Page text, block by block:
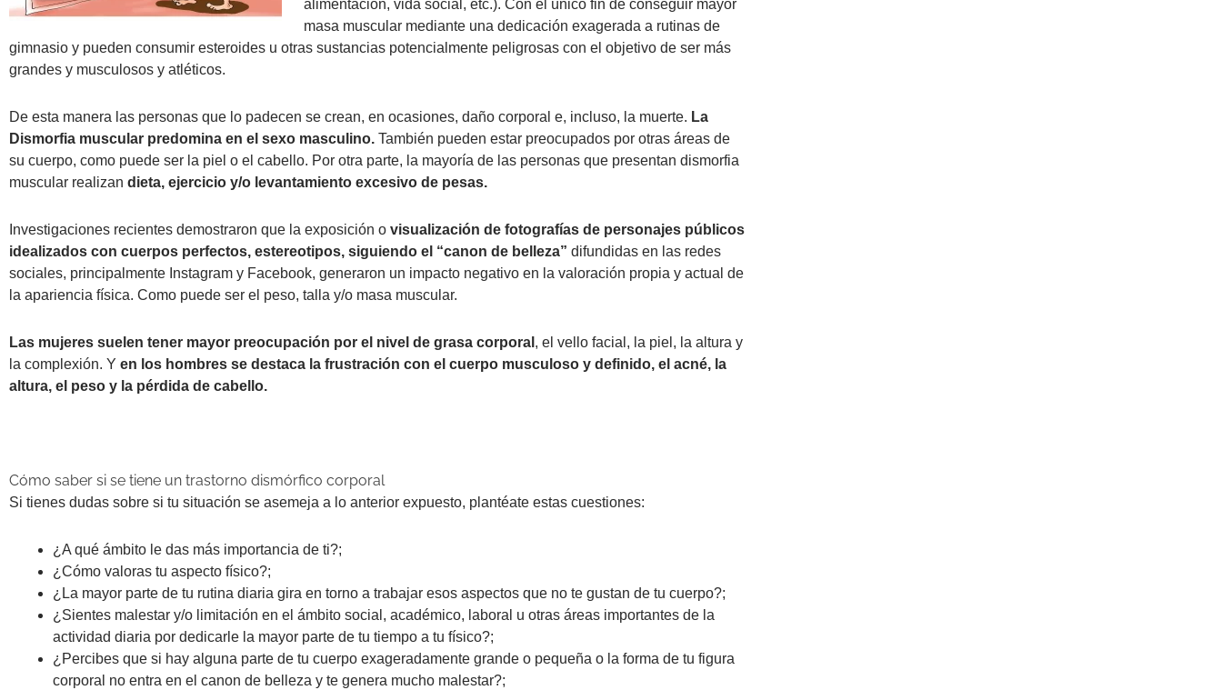
alimentación, vida social, etc.). Con el único fin de conseguir mayor
masa muscular mediante una dedicación exagerada a rutinas de
gimnasio y pueden consumir esteroides u otras sustancias potencialmente peligrosas con el objetivo de ser más
grandes y musculosos y atléticos.
De esta manera las personas que lo padecen se crean, en ocasiones, daño corporal e, incluso, la muerte. La
Dismorfia muscular predomina en el sexo masculino. También pueden estar preocupados por otras áreas de
su cuerpo, como puede ser la piel o el cabello. Por otra parte, la mayoría de las personas que presentan dismorfia
muscular realizan dieta, ejercicio y/o levantamiento excesivo de pesas.
Investigaciones recientes demostraron que la exposición o visualización de fotografías de personajes públicos
idealizados con cuerpos perfectos, estereotipos, siguiendo el “canon de belleza” difundidas en las redes
sociales, principalmente Instagram y Facebook, generaron un impacto negativo en la valoración propia y actual de
la apariencia física. Como puede ser el peso, talla y/o masa muscular.
Las mujeres suelen tener mayor preocupación por el nivel de grasa corporal , el vello facial, la piel, la altura y
la complexión. Y en los hombres se destaca la frustración con el cuerpo musculoso y definido, el acné, la
altura, el peso y la pérdida de cabello.
Cómo saber si se tiene un trastorno dismórfico corporal
Si tienes dudas sobre si tu situación se asemeja a lo anterior expuesto, plantéate estas cuestiones:
¿A qué ámbito le das más importancia de ti?;
¿Cómo valoras tu aspecto físico?;
¿La mayor parte de tu rutina diaria gira en torno a trabajar esos aspectos que no te gustan de tu cuerpo?;
¿Sientes malestar y/o limitación en el ámbito social, académico, laboral u otras áreas importantes de la
actividad diaria por dedicarle la mayor parte de tu tiempo a tu físico?;
¿Percibes que si hay alguna parte de tu cuerpo exageradamente grande o pequeña o la forma de tu figura
corporal no entra en el canon de belleza y te genera mucho malestar?;